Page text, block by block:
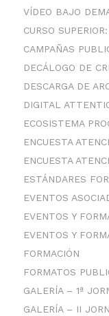
VÍDEO BAJO
CURSO
CAMPAÑAS
DECÁLOGO DE
DESCARGA DE
DIGITAL
ECOSISTEMA
ENCUESTA
ENCUESTA
ESTÁNDARES
EVENTOS
EVENTOS Y
EVENTOS Y
FORMACIÓN
FORMATOS
GALERÍA – 1ª
GALERÍA – II